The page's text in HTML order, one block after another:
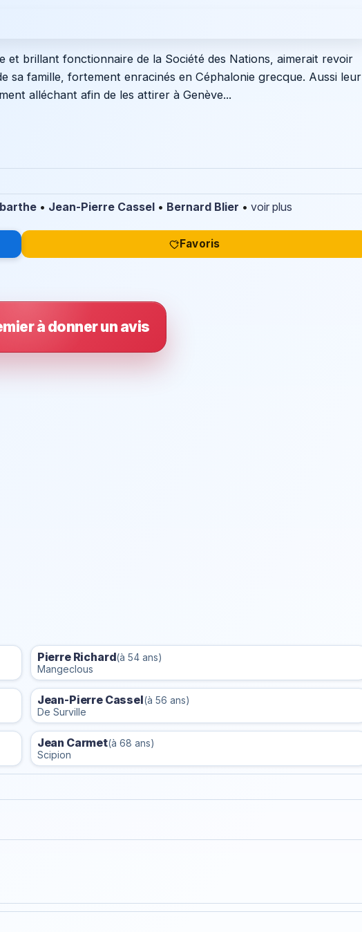
et brillant fonctionnaire de la Société des Nations, aimerait revoir
sa famille, fortement enracinés en Céphalonie grecque. Aussi leur
alléchant afin de les attirer à Genève...
• Jean-Pierre Cassel • Bernard Blier • voir plus
Favoris
à donner un avis
Pierre Richard(à 54 ans)
Mangeclous
Jean-Pierre Cassel(à 56 ans)
De Surville
Jean Carmet(à 68 ans)
Scipion